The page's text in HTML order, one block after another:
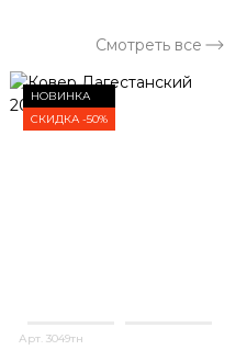
Смотреть все
НОВИНКА
СКИДКА -50%
Арт. 3049тн